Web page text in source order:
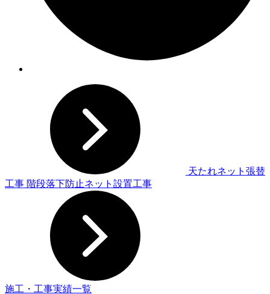
天たれネット張替
工事 階段落下防止ネット設置工事
施工・工事実績一覧